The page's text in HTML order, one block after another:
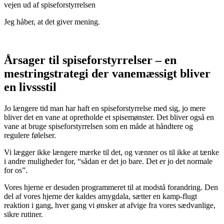
Jeg håber, at det giver mening.
Årsager til spiseforstyrrelser – en
mestringstrategi der vanemæssigt bliver
en livssstil
Jo længere tid man har haft en spiseforstyrrelse med sig, jo mere
bliver det en vane at opretholde et spisemønster. Det bliver også en
vane at bruge spiseforstyrrelsen som en måde at håndtere og
regulere følelser.
Vi lægger ikke længere mærke til det, og vænner os til ikke at tænke
i andre muligheder for, “sådan er det jo bare. Det er jo det normale
for os”.
Vores hjerne er desuden programmeret til at modstå forandring. Den
del af vores hjerne der kaldes amygdala, sætter en kamp-flugt
reaktion i gang, hver gang vi ønsker at afvige fra vores sædvanlige,
sikre rutiner.